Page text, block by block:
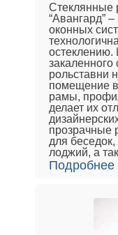
Стеклянные
“Авангард”
оконных
остеклению.
закаленного
рольставни
помещение в
рамы,
делает их
прозрачные
для
лоджий, а
Подробнее